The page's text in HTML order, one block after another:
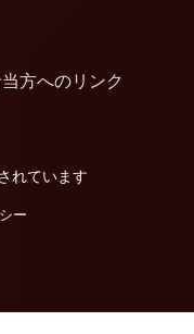
当方へのリンク
れています
ー